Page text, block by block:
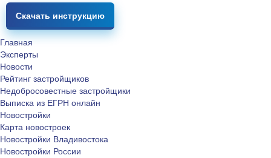
Скачать инструкцию
Главная
Эксперты
Новости
Рейтинг застройщиков
Недобросовестные застройщики
Выписка из ЕГРН онлайн
Новостройки
Карта новостроек
Новостройки Владивостока
Новостройки России